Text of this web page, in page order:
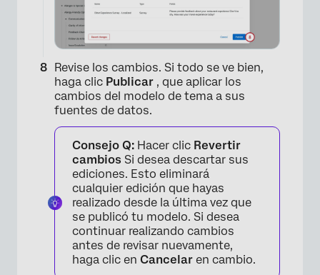
×
Revise los cambios. Si todo se ve bien,
haga clic Publicar , que aplicar los
cambios del modelo de tema a sus
fuentes de datos.
Consejo Q: Hacer clic Revertir
cambios Si desea descartar sus
ediciones. Esto eliminará
cualquier edición que hayas
realizado desde la última vez que
se publicó tu modelo. Si desea
continuar realizando cambios
antes de revisar nuevamente,
haga clic en Cancelar en cambio.